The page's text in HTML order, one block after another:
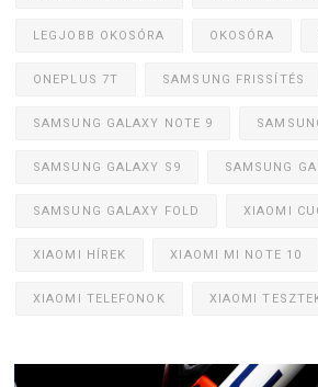
LEGJOBB OKOSÓRA OKOSÓRA
ONEPLUS 7T SAMSUNG FRISSÍTÉS
SAMSUNG GALAXY NOTE 9
SAMSUNG GALAXY S9 SAMSUNG
SAMSUNG GALAXY FOLD XIAOMI
XIAOMI HÍREK XIAOMI MI NOTE 10
XIAOMI TELEFONOK XIAOMI